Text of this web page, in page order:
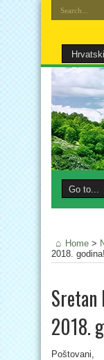
Home >
2018. godina!
Sretan
2018.
Poštovani,